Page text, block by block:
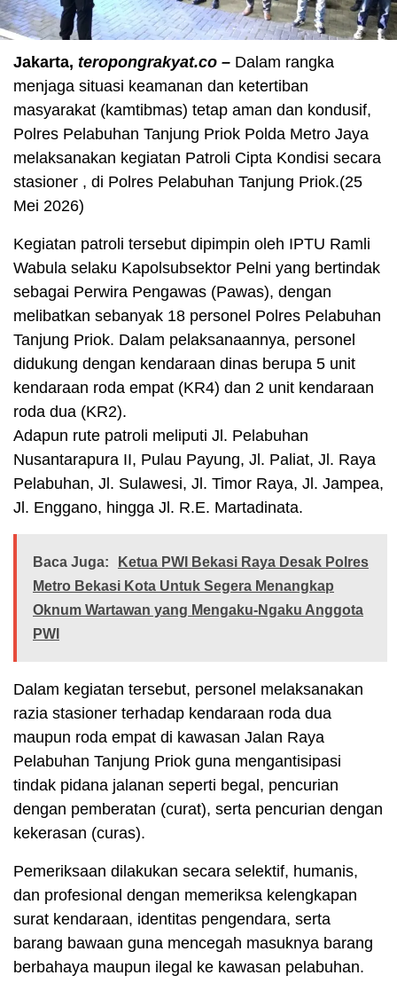
Jakarta, teropongrakyat.co – Dalam rangka
menjaga situasi keamanan dan ketertiban
masyarakat (kamtibmas) tetap aman dan kondusif,
Polres Pelabuhan Tanjung Priok Polda Metro Jaya
melaksanakan kegiatan Patroli Cipta Kondisi secara
stasioner , di Polres Pelabuhan Tanjung Priok.(25
Mei 2026)
Kegiatan patroli tersebut dipimpin oleh IPTU Ramli
Wabula selaku Kapolsubsektor Pelni yang bertindak
sebagai Perwira Pengawas (Pawas), dengan
melibatkan sebanyak 18 personel Polres Pelabuhan
Tanjung Priok. Dalam pelaksanaannya, personel
didukung dengan kendaraan dinas berupa 5 unit
kendaraan roda empat (KR4) dan 2 unit kendaraan
roda dua (KR2).
Adapun rute patroli meliputi Jl. Pelabuhan
Nusantarapura II, Pulau Payung, Jl. Paliat, Jl. Raya
Pelabuhan, Jl. Sulawesi, Jl. Timor Raya, Jl. Jampea,
Jl. Enggano, hingga Jl. R.E. Martadinata.
Baca Juga:
Ketua PWI Bekasi Raya Desak Polres
Metro Bekasi Kota Untuk Segera Menangkap
Oknum Wartawan yang Mengaku-Ngaku Anggota
PWI
Dalam kegiatan tersebut, personel melaksanakan
razia stasioner terhadap kendaraan roda dua
maupun roda empat di kawasan Jalan Raya
Pelabuhan Tanjung Priok guna mengantisipasi
tindak pidana jalanan seperti begal, pencurian
dengan pemberatan (curat), serta pencurian dengan
kekerasan (curas).
Pemeriksaan dilakukan secara selektif, humanis,
dan profesional dengan memeriksa kelengkapan
surat kendaraan, identitas pengendara, serta
barang bawaan guna mencegah masuknya barang
berbahaya maupun ilegal ke kawasan pelabuhan.